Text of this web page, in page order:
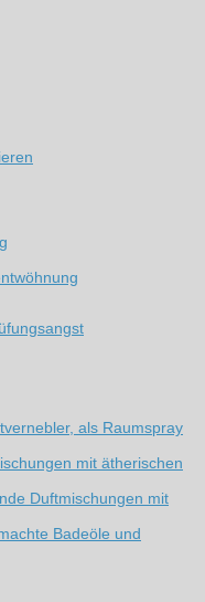
als Raumspray
mit ätherischen
Duftmischungen mit
Badeöle und